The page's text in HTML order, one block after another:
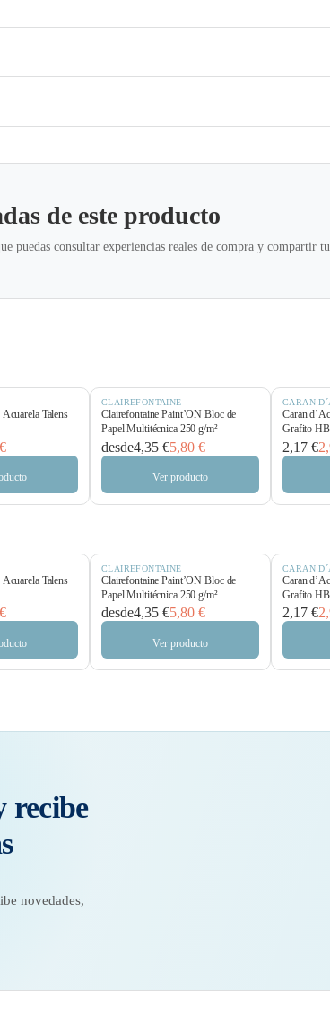
de este producto
puedas consultar experiencias reales de compra y compartir
Talens
CLAIREFONTAINE
Clairefontaine Paint’ON Bloc de
Papel Multitécnica 250 g/m²
desde4,35 €5,80 €
Ver producto
CARAN
Caran
Grafito HB
2,17 €
Talens
CLAIREFONTAINE
Clairefontaine Paint’ON Bloc de
Papel Multitécnica 250 g/m²
desde4,35 €5,80 €
Ver producto
CARAN
Caran
Grafito HB
2,17 €
recibe
novedades,